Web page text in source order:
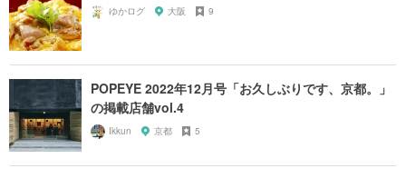
ゆかログ 大阪 9
POPEYE 2022年12月号「お久しぶりです、京都。」
の掲載店舗vol.4
Ikkun 京都 5